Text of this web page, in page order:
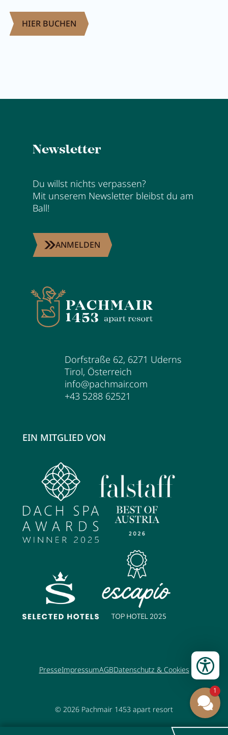
HIER BUCHEN
Newsletter
Du willst nichts verpassen?
Mit unserem Newsletter bleibst du am
Ball!
ANMELDEN
Dorfstraße 62, 6271 Uderns
Tirol, Österreich
info@pachmair.com
+43 5288 62521
EIN MITGLIED VON
© 2026 Pachmair 1453 apart resort
PresseImpressumAGBDatenschutz & Cookies
1